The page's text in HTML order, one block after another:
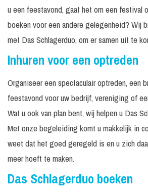
u een feestavond, gaat het om een festival
boeken voor een andere gelegenheid? Wij
met Das Schlagerduo, om er samen uit te
Inhuren voor een optreden
Organiseer een spectaculair optreden, een
feestavond voor uw bedrijf, vereniging of
Wat u ook van plan bent, wij helpen u Das
Met onze begeleiding komt u makkelijk in
weet dat het goed geregeld is en u zich
meer hoeft te maken.
Das Schlagerduo boeken